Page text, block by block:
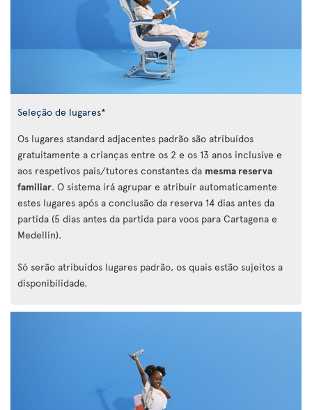
Seleção de lugares*
Os lugares standard adjacentes padrão são atribuídos
gratuitamente a crianças entre os 2 e os 13 anos inclusive e
aos respetivos pais/tutores constantes da mesma reserva
familiar. O sistema irá agrupar e atribuir automaticamente
estes lugares após a conclusão da reserva 14 dias antes da
partida (5 dias antes da partida para voos para Cartagena e
Medellín).
Só serão atribuídos lugares padrão, os quais estão sujeitos a
disponibilidade.